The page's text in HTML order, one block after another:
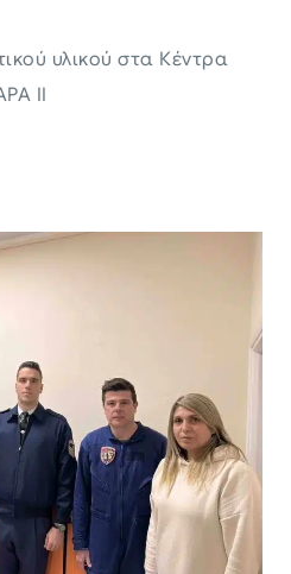
υλικού στα Κέντρα
ΙΙ